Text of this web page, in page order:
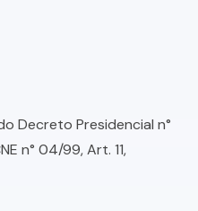
Decreto Presidencial n°
n° 04/99, Art. 11,